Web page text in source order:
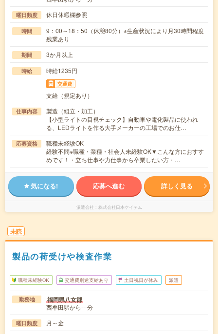
曜日頻度 休日休暇欄参照
時間
9：00～18：50（休憩80分）※生産状況により月30時間程度
残業あり
期間 3か月以上
時給 時給1235円
交通費
支給（規定あり）
仕事内容
製造（組立・加工）
【小型ライトの目視チェック】自動車や電化製品に使われ
る、LEDライトを作る大手メーカーの工場でのお仕…
応募資格
職種未経験OK
経験不問※職種・業種・社会人未経験OK▼こんな方におすす
めです！・立ち仕事や力仕事から卒業したい方・…
気になる! 応募へ進む 詳しく見る
派遣会社 株式会社日本ケイテム
未読
製品の荷受けや検査作業
職種未経験OK 交通費別途支給あり 土日祝日が休み 派遣
勤務地 福岡県八女郡
西牟田駅から---分
曜日頻度 月～金